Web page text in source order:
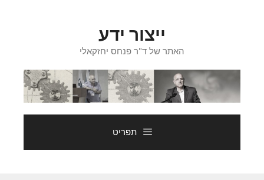
ייצור ידע
האתר של ד"ר פנחס יחזקאלי
תפריט